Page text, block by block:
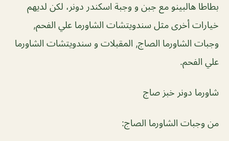
بطاطا هالبينو مع جبن و وجبة اسكندر دونر، لكن لديهم
خيارات أخرى مثل سندويتشات الشاورما علي الفحم,
وجبات الشاورما الصاج, المقبلات و سندويتشات الشاورما
علي الفحم.
شاورما دونر خبز صاج
من وجبات الشاورما الصاج: